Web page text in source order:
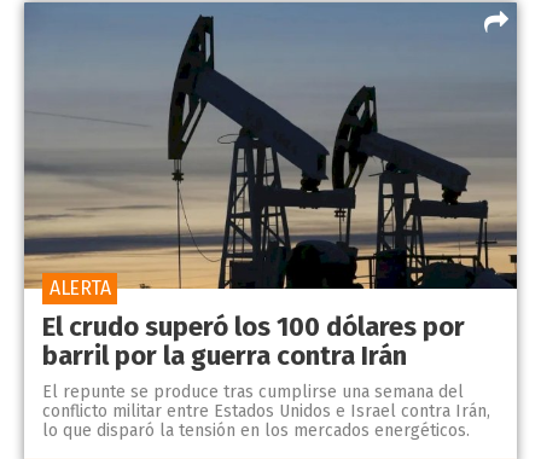
El crudo superó los 100 dólares por
barril por la guerra contra Irán
El repunte se produce tras cumplirse una semana del
conflicto militar entre Estados Unidos e Israel contra Irán,
lo que disparó la tensión en los mercados energéticos.
ALERTA